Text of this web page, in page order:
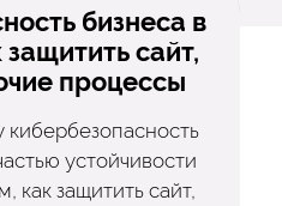
бизнеса в
сайт,
процессы
устойчивости
как защитить сайт,